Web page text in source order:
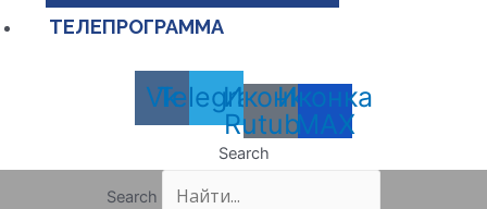
ТЕЛЕПРОГРАММА
Vk
Telegram
Иконка
Rutube
Иконка
MAX
Search
Search